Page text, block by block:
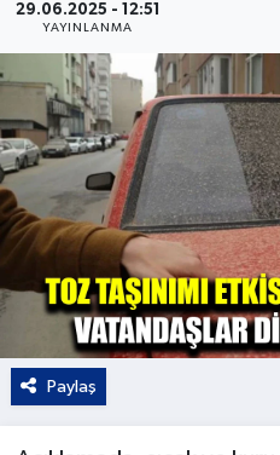
29.06.2025 - 12:51
YAYINLANMA
Paylaş
Kültür - Sanat
Yaşam